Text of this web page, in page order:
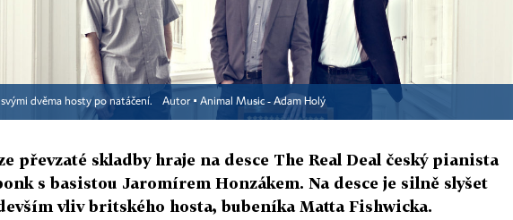
svými dvěma hosty po natáčení. Autor ▪ Animal Music - Adam Holý
převzaté skladby hraje na desce The Real Deal český pianista
s basistou Jaromírem Honzákem. Na desce je silně slyšet
vliv britského hosta, bubeníka Matta Fishwicka.